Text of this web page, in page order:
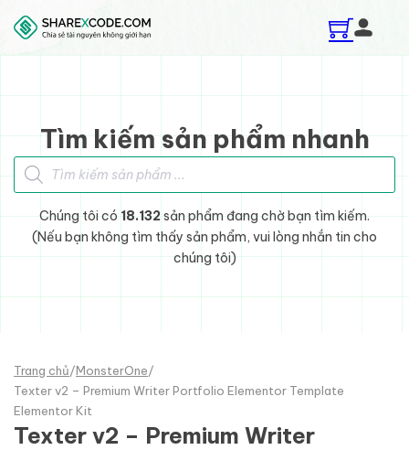
Skip to main content
Skip to footer
Tìm kiếm sản phẩm nhanh
Tìm kiếm sản phẩm
Chúng tôi có 18.132sản phẩm đang chờ bạn tìm kiếm.
(Nếu bạn không tìm thấy sản phẩm, vui lòng nhắn tin cho
chúng tôi)
Trang chủ/MonsterOne/
Texter v2 – Premium Writer Portfolio Elementor Template
Elementor Kit
Texter v2 – Premium Writer